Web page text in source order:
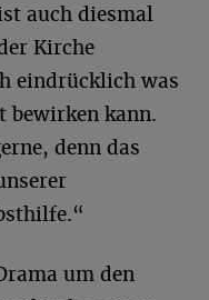
auch diesmal
Kirche
eindrücklich was
bewirken kann.
denn das
um den